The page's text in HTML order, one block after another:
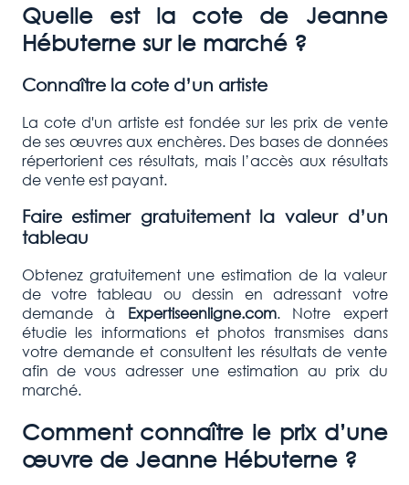
Quelle est la cote de Jeanne
Hébuterne sur le marché ?
Connaître la cote d’un artiste
La cote d'un artiste est fondée sur les prix de vente
de ses œuvres aux enchères. Des bases de données
répertorient ces résultats, mais l’accès aux résultats
de vente est payant.
Faire estimer gratuitement la valeur d’un
tableau
Obtenez gratuitement une estimation de la valeur
de votre tableau ou dessin en adressant votre
demande à Expertiseenligne.com. Notre expert
étudie les informations et photos transmises dans
votre demande et consultent les résultats de vente
afin de vous adresser une estimation au prix du
marché.
Comment connaître le prix d’une
œuvre de Jeanne Hébuterne?